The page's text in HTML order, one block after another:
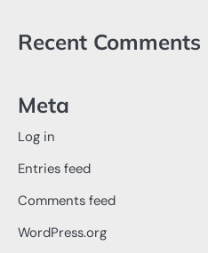
Recent Comments
Meta
Log in
Entries feed
Comments feed
WordPress.org